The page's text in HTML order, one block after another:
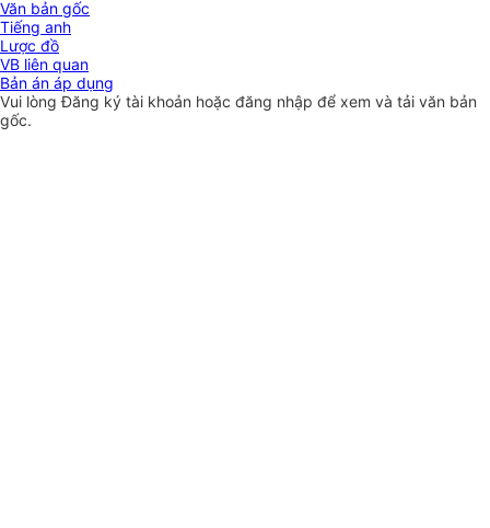
Văn bản gốc
Tiếng anh
Lược đồ
VB liên quan
Bản án áp dụng
Vui lòngĐăng ký tài khoản hoặc đăng nhập để xem và tải văn bản
gốc.